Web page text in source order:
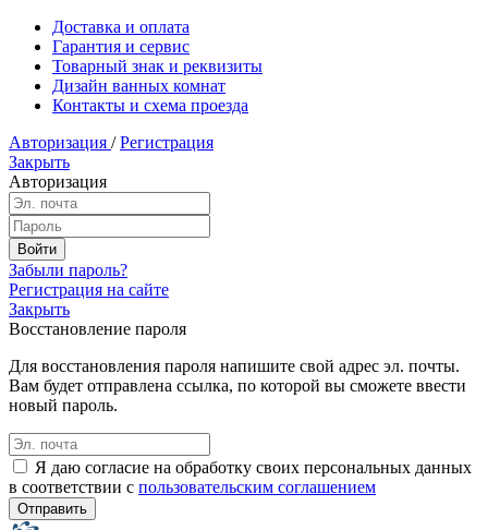
Доставка и оплата
Гарантия и сервис
Товарный знак и реквизиты
Дизайн ванных комнат
Контакты и схема проезда
Авторизация / Регистрация
Закрыть
Авторизация
Забыли пароль?
Регистрация на сайте
Закрыть
Восстановление пароля
Для восстановления пароля напишите свой адрес эл. почты.
Вам будет отправлена ссылка, по которой вы сможете ввести
новый пароль.
Я даю согласие на обработку своих персональных данных
в соответствии с пользовательским соглашением